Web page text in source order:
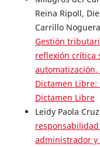
Reina Ripoll,
Carrillo
Gestión
reflexión crítica
Dictamen Libre:
Dictamen Libre
Leidy Paola
administrador